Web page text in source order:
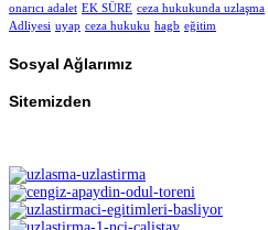
onarıcı adalet EK SÜRE ceza hukukunda uzlaşma
Adliyesi uyap ceza hukuku hagb eğitim
Sosyal Ağlarımız
Sitemizden